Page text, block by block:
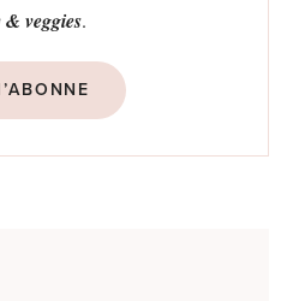
& veggies.